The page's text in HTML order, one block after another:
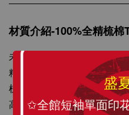
盛
✩全館短袖單面印
NT$ 199
材質介紹-100%全精梳棉
未處理的棉纖維含有許多雜
精梳機將雜質除掉，梳理棉
梳棉紗。精梳棉紗製成的衣
高的品質水準，經多次洗滌